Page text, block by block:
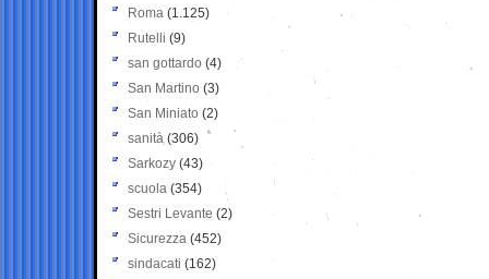
Roma (1.125)
Rutelli (9)
san gottardo (4)
San Martino (3)
San Miniato (2)
sanità (306)
Sarkozy (43)
scuola (354)
Sestri Levante (2)
Sicurezza (452)
sindacati (162)